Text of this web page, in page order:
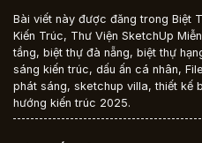
Bài viết này được đăng trong Biệt
Kiến Trúc, Thư Viện SketchUp
tầng, biệt thự đà nẵng, biệt thự
sáng kiến trúc, dấu ấn cá nhân,
phát sáng, sketchup villa,thiết kế
hướng kiến trúc 2025.